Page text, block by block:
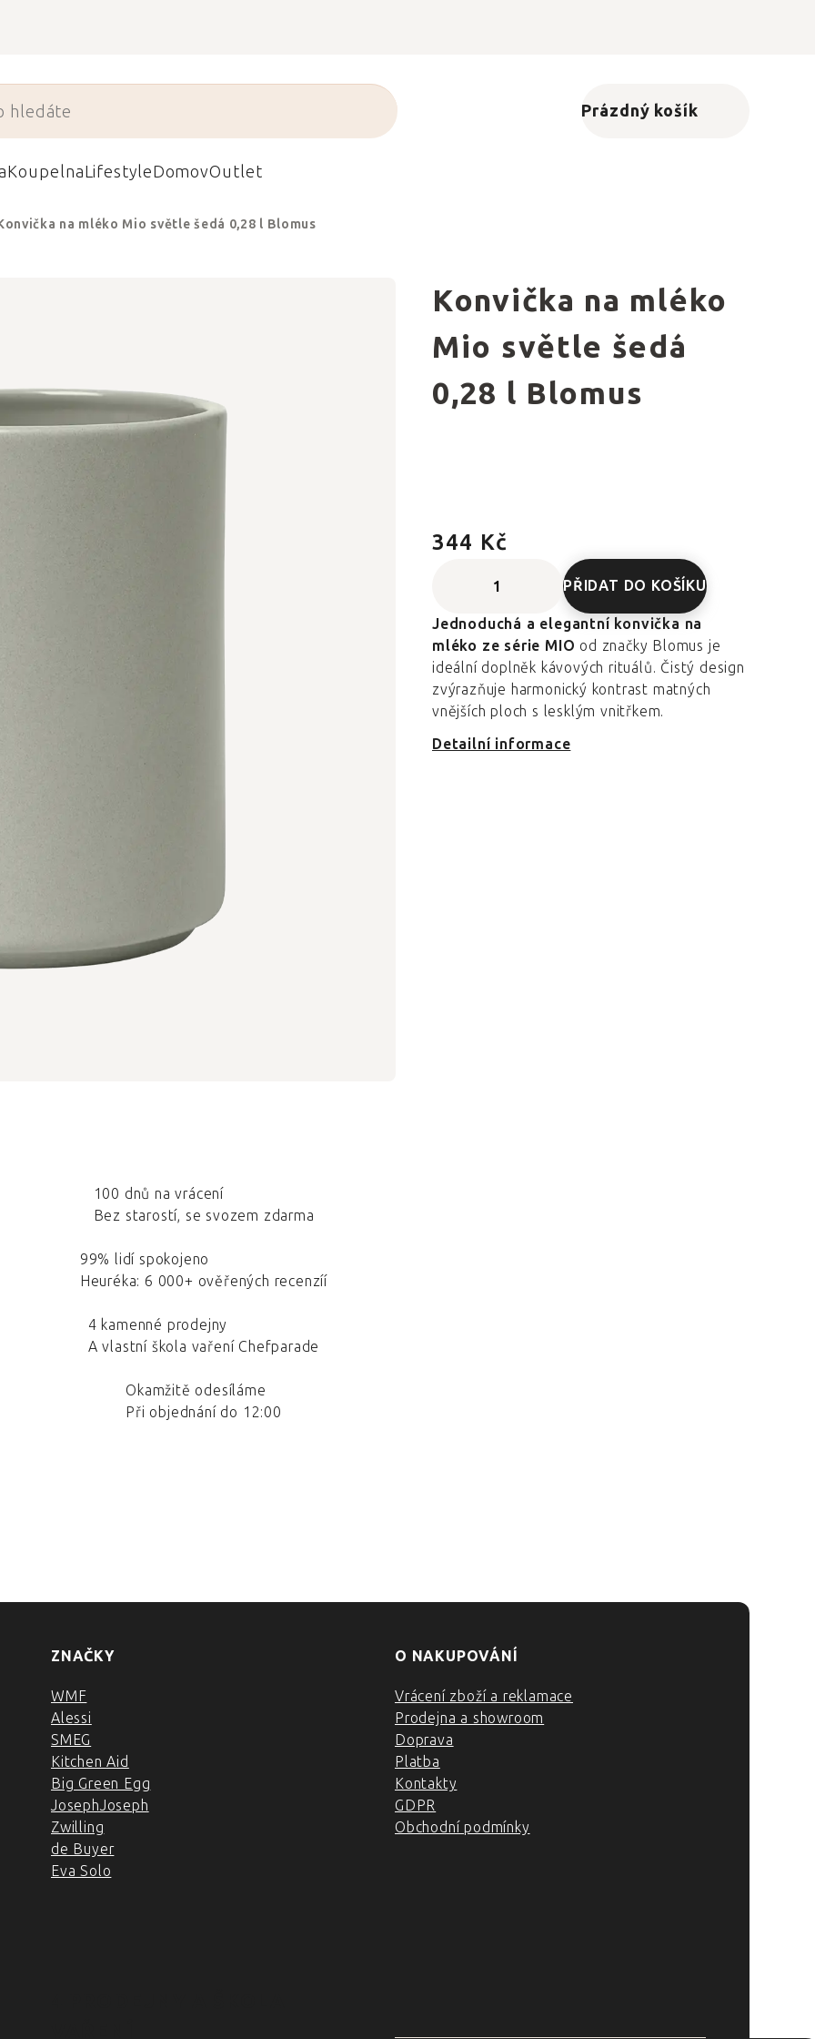
Nákupní košík
Prázdný košík
KoupelnaLifestyleDomovOutlet
na mléko Mio světle šedá 0,28 l Blomus
Konvička na mléko
Mio světle šedá
0,28 l Blomus
344 Kč
PŘIDAT DO KOŠÍKU
Jednoduchá a elegantní konvička na
mléko ze série MIO od značky Blomus je
ideální doplněk kávových rituálů. Čistý design
zvýrazňuje harmonický kontrast matných
vnějších ploch s lesklým vnitřkem.
Detailní informace
100 dnů na vrácení
Bez starostí, se svozem zdarma
99% lidí spokojeno
Heuréka: 6 000+ ověřených recenzíí
4 kamenné prodejny
A vlastní škola vaření Chefparade
Okamžitě odesíláme
Při objednání do 12:00
ZNAČKY
WMF
Alessi
SMEG
Kitchen Aid
Big Green Egg
JosephJoseph
Zwilling
de Buyer
Eva Solo
O NAKUPOVÁNÍ
Vrácení zboží a reklamace
Prodejna a showroom
Doprava
Platba
Kontakty
GDPR
Obchodní podmínky